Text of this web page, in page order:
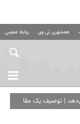
همشهری تی وی روابط عمومی
| توصیف یک مقام